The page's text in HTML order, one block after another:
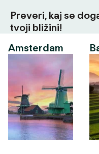
Preveri, kaj se
tvoji bližini!
Amsterdam